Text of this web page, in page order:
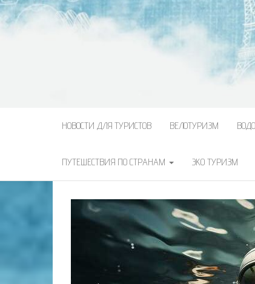
НОВОСТИ ДЛЯ ТУРИСТОВ ВЕЛОТУРИЗМ
ПУТЕШЕСТВИЯ ПО СТРАНАМ ЭКО ТУРИЗМ